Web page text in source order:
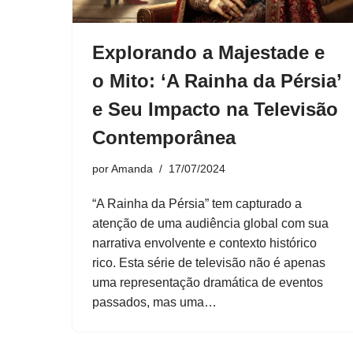
Explorando a Majestade e
o Mito: ‘A Rainha da Pérsia’
e Seu Impacto na Televisão
Contemporânea
porAmanda 17/07/2024
“A Rainha da Pérsia” tem capturado a
atenção de uma audiência global com sua
narrativa envolvente e contexto histórico
rico. Esta série de televisão não é apenas
uma representação dramática de eventos
passados, mas uma…